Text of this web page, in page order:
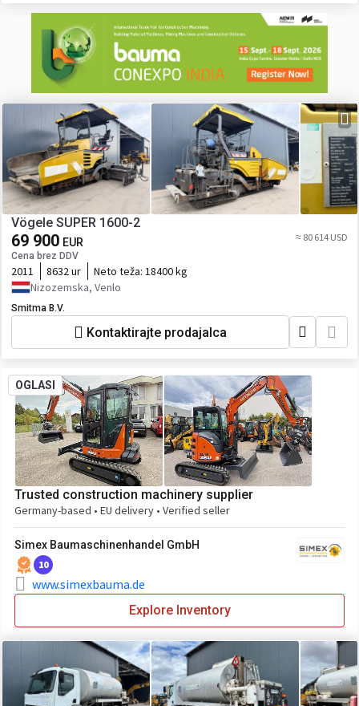
Vögele SUPER 1600-2
69 900 EUR
Cena brez DDV
≈ 80 614 USD
2011 8632 ur Neto teža: 18400 kg
Nizozemska, Venlo
Smitma B.V.
Kontaktirajte prodajalca
OGLASI
Trusted construction machinery supplier
Germany-based • EU delivery • Verified seller
Simex Baumaschinenhandel GmbH
10
www.simexbauma.de
Explore Inventory